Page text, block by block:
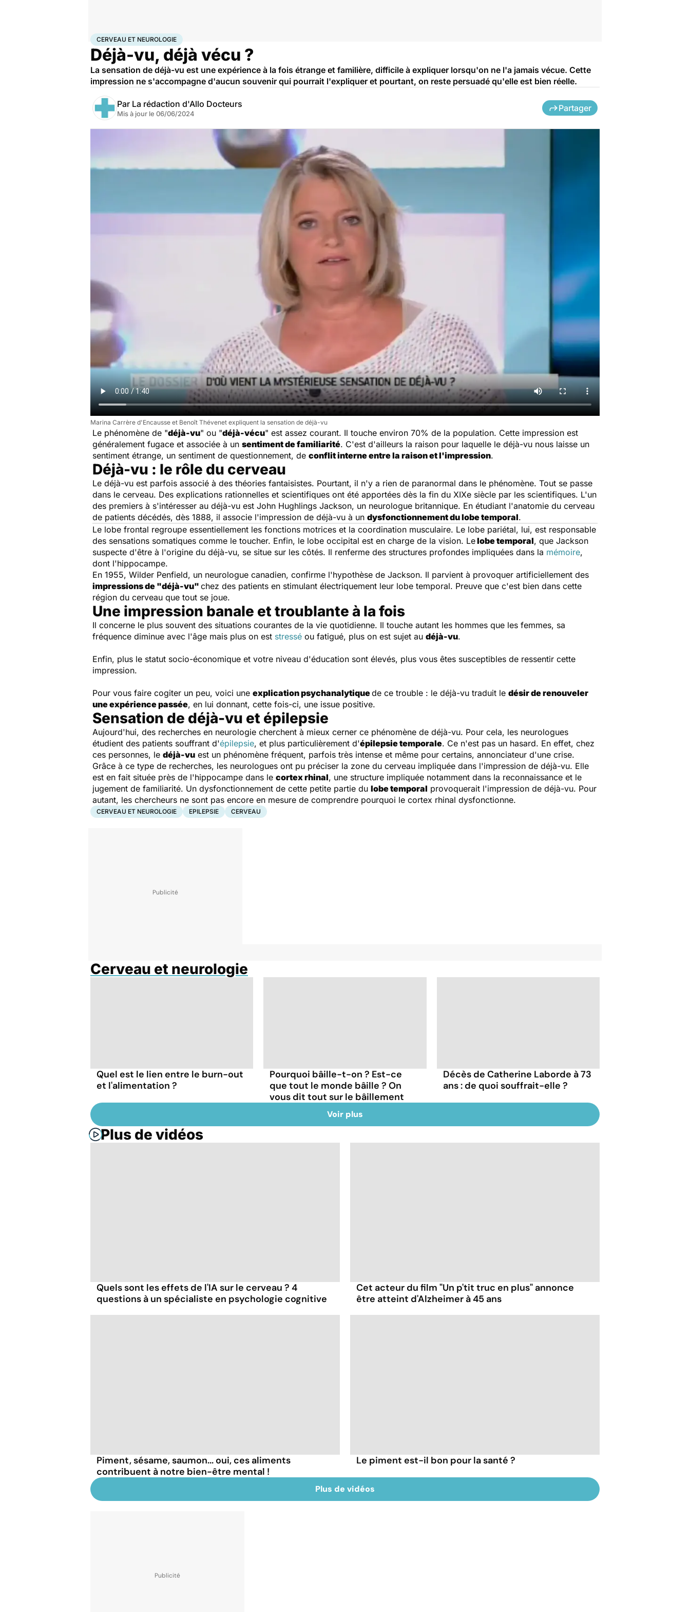
AccueilSantéMaladiesMaladies neurologiques
CERVEAU ET NEUROLOGIE
Déjà-vu, déjà vécu ?
La sensation de déjà-vu est une expérience à la fois étrange et familière, difficile à expliquer lorsqu'on ne l'a jamais vécue. Cette
impression ne s'accompagne d'aucun souvenir qui pourrait l'expliquer et pourtant, on reste persuadé qu'elle est bien réelle.
Par La rédaction d'Allo Docteurs
Mis à jour le 06/06/2024
Partager
Marina Carrère d'Encausse et Benoît Thévenet expliquent la sensation de déjà-vu
Le phénomène de "déjà-vu" ou "déjà-vécu" est assez courant. Il touche environ 70% de la population. Cette impression est
généralement fugace et associée à un sentiment de familiarité. C'est d'ailleurs la raison pour laquelle le déjà-vu nous laisse un
sentiment étrange, un sentiment de questionnement, de conflit interne entre la raison et l'impression.
Déjà-vu : le rôle du cerveau
Le déjà-vu est parfois associé à des théories fantaisistes. Pourtant, il n'y a rien de paranormal dans le phénomène. Tout se passe
dans le cerveau. Des explications rationnelles et scientifiques ont été apportées dès la fin du XIXe siècle par les scientifiques. L'un
des premiers à s'intéresser au déjà-vu est John Hughlings Jackson, un neurologue britannique. En étudiant l'anatomie du cerveau
de patients décédés, dès 1888, il associe l'impression de déjà-vu à un dysfonctionnement du lobe temporal.
Le lobe frontal regroupe essentiellement les fonctions motrices et la coordination musculaire. Le lobe pariétal, lui, est responsable
des sensations somatiques comme le toucher. Enfin, le lobe occipital est en charge de la vision. Lelobe temporal, que Jackson
suspecte d'être à l'origine du déjà-vu, se situe sur les côtés. Il renferme des structures profondes impliquées dans la mémoire,
dont l'hippocampe.
En 1955, Wilder Penfield, un neurologue canadien, confirme l'hypothèse de Jackson. Il parvient à provoquer artificiellement des
impressions de "déjà-vu" chez des patients en stimulant électriquement leur lobe temporal. Preuve que c'est bien dans cette
région du cerveau que tout se joue.
Une impression banale et troublante à la fois
Il concerne le plus souvent des situations courantes de la vie quotidienne. Il touche autant les hommes que les femmes, sa
fréquence diminue avec l'âge mais plus on est stressé ou fatigué, plus on est sujet au déjà-vu.
Enfin, plus le statut socio-économique et votre niveau d'éducation sont élevés, plus vous êtes susceptibles de ressentir cette
impression.
Pour vous faire cogiter un peu, voici une explication psychanalytiquede ce trouble : le déjà-vu traduit le désir de renouveler
une expérience passée, en lui donnant, cette fois-ci, une issue positive.
Sensation de déjà-vu et épilepsie
Aujourd'hui, des recherches en neurologie cherchent à mieux cerner ce phénomène de déjà-vu. Pour cela, les neurologues
étudient des patients souffrant d'épilepsie, et plus particulièrement d'épilepsie temporale. Ce n'est pas un hasard. En effet, chez
ces personnes, le déjà-vu est un phénomène fréquent, parfois très intense et même pour certains, annonciateur d'une crise.
Grâce à ce type de recherches, les neurologues ont pu préciser la zone du cerveau impliquée dans l'impression de déjà-vu. Elle
est en fait située près de l'hippocampe dans le cortex rhinal, une structure impliquée notamment dans la reconnaissance et le
jugement de familiarité. Un dysfonctionnement de cette petite partie du lobe temporal provoquerait l'impression de déjà-vu. Pour
autant, les chercheurs ne sont pas encore en mesure de comprendre pourquoi le cortex rhinal dysfonctionne.
CERVEAU ET NEUROLOGIE EPILEPSIE CERVEAU
Cerveau et neurologie
Quel est le lien entre le burn-out
et l'alimentation ?
Pourquoi bâille-t-on ? Est-ce
que tout le monde bâille ? On
vous dit tout sur le bâillement
Décès de Catherine Laborde à 73
ans : de quoi souffrait-elle ?
Voir plus
Plus de vidéos
Quels sont les effets de l'IA sur le cerveau ? 4
questions à un spécialiste en psychologie cognitive
Cet acteur du film "Un p'tit truc en plus" annonce
être atteint d'Alzheimer à 45 ans
Piment, sésame, saumon... oui, ces aliments
contribuent à notre bien-être mental !
Le piment est-il bon pour la santé ?
Plus de vidéos